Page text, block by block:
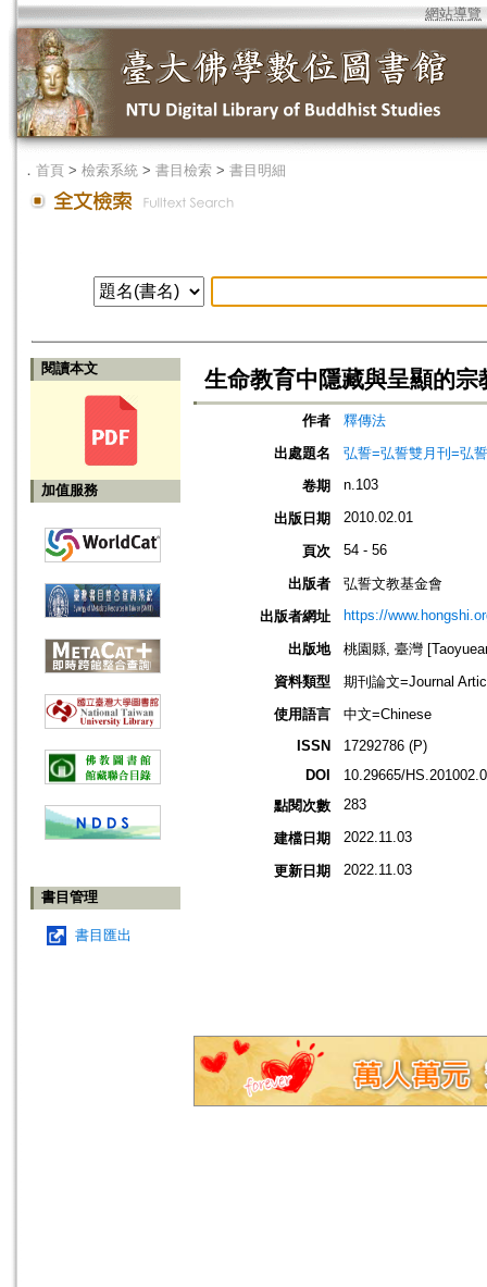
網站導覽
． 首頁 > 檢索系統 > 書目檢索 > 書目明細
閱讀本文
加值服務
書目管理
書目匯出
生命教育中隱藏與呈顯的
作者
釋傳法
出處題名
弘誓=弘誓雙月刊=弘
卷期
n.103
出版日期 2010.02.01
頁次 54 - 56
出版者
弘誓文教基金會
出版者網址
https://
出版地
桃園縣, 臺灣
資料類型
期刊論文=Journal
使用語言
中文=Chinese
ISSN
17292786 (P)
DOI
10.29665/
點閱次數
283
建檔日期 2022.11.03
更新日期 2022.11.03